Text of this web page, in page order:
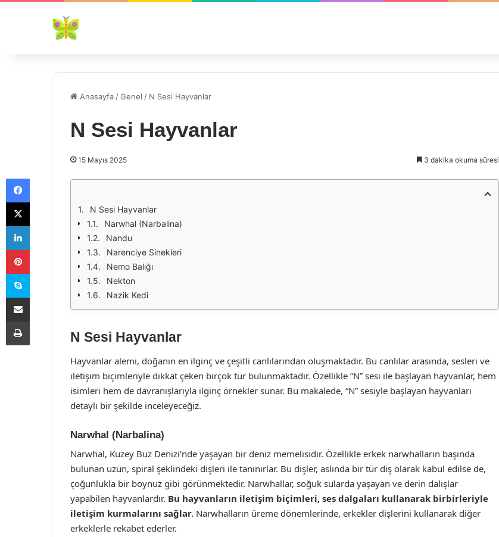
Anasayfa /Genel / N Sesi Hayvanlar
N Sesi Hayvanlar
15 Mayıs 2025 3 dakika okuma süresi
N Sesi Hayvanlar
Narwhal (Narbalina)
Nandu
Narenciye Sinekleri
Nemo Balığı
Nekton
Nazik Kedi
N Sesi Hayvanlar
Hayvanlar alemi, doğanın en ilginç ve çeşitli canlılarından oluşmaktadır. Bu canlılar arasında, sesleri ve
iletişim biçimleriyle dikkat çeken birçok tür bulunmaktadır. Özellikle “N” sesi ile başlayan hayvanlar, hem
isimleri hem de davranışlarıyla ilginç örnekler sunar. Bu makalede, “N” sesiyle başlayan hayvanları
detaylı bir şekilde inceleyeceğiz.
Narwhal (Narbalina)
Narwhal, Kuzey Buz Denizi’nde yaşayan bir deniz memelisidir. Özellikle erkek narwhalların başında
bulunan uzun, spiral şeklindeki dişleri ile tanınırlar. Bu dişler, aslında bir tür diş olarak kabul edilse de,
çoğunlukla bir boynuz gibi görünmektedir. Narwhallar, soğuk sularda yaşayan ve derin dalışlar
yapabilen hayvanlardır. Bu hayvanların iletişim biçimleri, ses dalgaları kullanarak birbirleriyle
iletişim kurmalarını sağlar. Narwhalların üreme dönemlerinde, erkekler dişlerini kullanarak diğer
erkeklerle rekabet ederler.
Facebook
X
LinkedIn
Pinterest
Skype
E-Posta ile paylaş